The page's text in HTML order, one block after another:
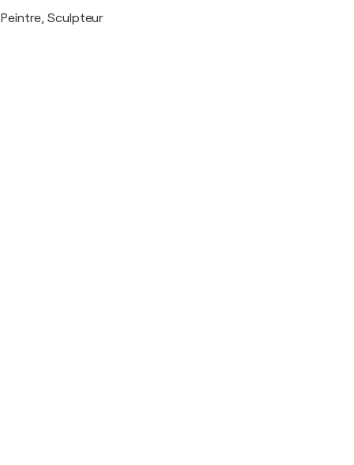
Peintre, Sculpteur